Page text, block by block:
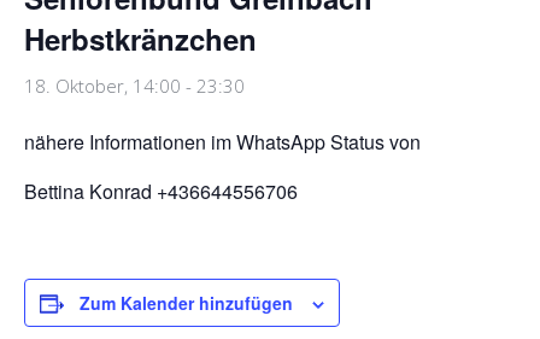
Herbstkränzchen
18. Oktober, 14:00 - 23:30
nähere Informationen im WhatsApp Status von
Bettina Konrad +436644556706
Zum Kalender hinzufügen